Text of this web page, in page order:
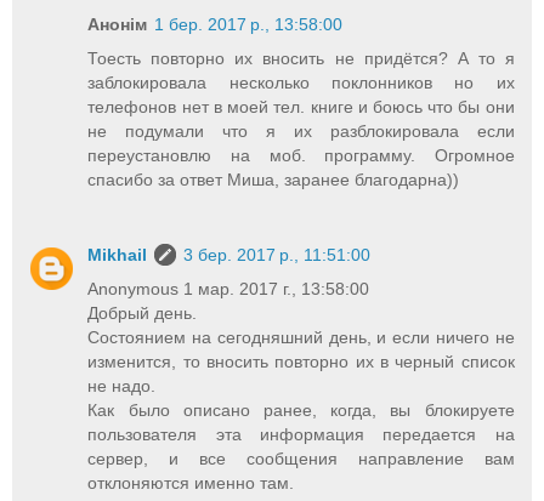
Анонім 1 бер. 2017 р., 13:58:00
Тоесть повторно их вносить не придётся? А то я
заблокировала несколько поклонников но их
телефонов нет в моей тел. книге и боюсь что бы они
не подумали что я их разблокировала если
переустановлю на моб. программу. Огромное
спасибо за ответ Миша, заранее благодарна))
Mikhail
3 бер. 2017 р., 11:51:00
Anonymous 1 мар. 2017 г., 13:58:00
Добрый день.
Состоянием на сегодняшний день, и если ничего не
изменится, то вносить повторно их в черный список
не надо.
Как было описано ранее, когда, вы блокируете
пользователя эта информация передается на
сервер, и все сообщения направление вам
отклоняются именно там.